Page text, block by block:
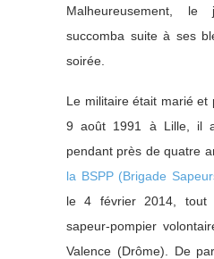
Malheureusement,
succomba suite à ses
soirée.
Le militaire était marié et
9 août 1991 à Lille, il
pendant près de quatre
la BSPP (Brigade
le 4 février 2014, tout
sapeur-pompier
Valence (Drôme). De